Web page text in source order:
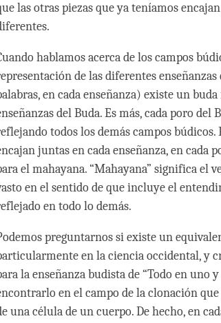
las otras piezas que ya teníamos
hablamos acerca de los campos
de las diferentes
en cada enseñanza) existe un
del Buda. Es más, cada poro
todos los demás campos
juntas en cada enseñanza, en cada
el mahayana. “Mahayana” significa el
en el sentido de que incluye el
en todo lo demás.
preguntarnos si existe un
en la ciencia occidental, y
la enseñanza budista de “Todo en uno
en el campo de la clonación
una célula de un cuerpo. De hecho, en